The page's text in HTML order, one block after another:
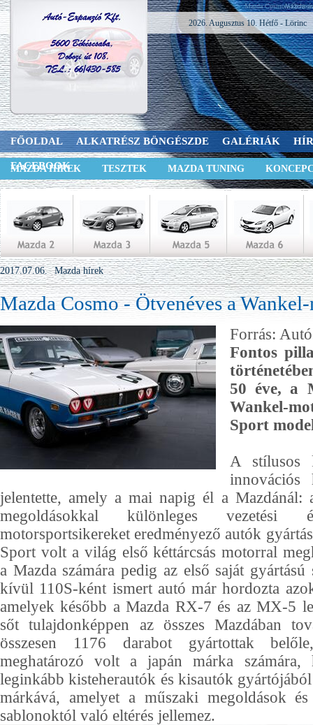
Mazda Cosmo -
2026. Augusztus 10. Hétfő - Lörinc
FŐOLDAL ALKATRÉSZ BÖNGÉSZDE GALÉRIÁK
FACEBOOK
MAZDA HÍREK TESZTEK MAZDA TUNING
2017.07.06. Mazda hírek
Mazda Cosmo - Ötvenéves a
Forrás:
Fontos
50 éve, a
Wankel-
Sport
A stílusos
innovációs
jelentette, amely a mai napig él a Mazdánál:
megoldásokkal különleges
motorsportsikereket eredményező autók
Sport volt a világ első kéttárcsás motorral
a Mazda számára pedig az első saját
kívül 110S-ként ismert autó már hordozta
amelyek később a Mazda RX-7 és az MX-5
sőt tulajdonképpen az összes Mazdában
összesen 1176 darabot gyártottak
meghatározó volt a japán márka
leginkább kisteherautók és kisautók
márkává, amelyet a műszaki megoldások
sablonoktól való eltérés jellemez.